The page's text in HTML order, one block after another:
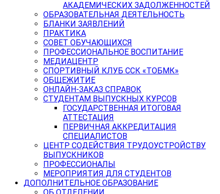
АКАДЕМИЧЕСКИХ ЗАДОЛЖЕННОСТЕЙ
ОБРАЗОВАТЕЛЬНАЯ ДЕЯТЕЛЬНОСТЬ
БЛАНКИ ЗАЯВЛЕНИЙ
ПРАКТИКА
СОВЕТ ОБУЧАЮЩИХСЯ
ПРОФЕССИОНАЛЬНОЕ ВОСПИТАНИЕ
МЕДИАЦЕНТР
СПОРТИВНЫЙ КЛУБ ССК «ТОБМК»
ОБЩЕЖИТИЕ
ОНЛАЙН-ЗАКАЗ СПРАВОК
СТУДЕНТАМ ВЫПУСКНЫХ КУРСОВ
ГОСУДАРСТВЕННАЯ ИТОГОВАЯ
АТТЕСТАЦИЯ
ПЕРВИЧНАЯ АККРЕДИТАЦИЯ
СПЕЦИАЛИСТОВ
ЦЕНТР СОДЕЙСТВИЯ ТРУДОУСТРОЙСТВУ
ВЫПУСКНИКОВ
ПРОФЕССИОНАЛЫ
МЕРОПРИЯТИЯ ДЛЯ СТУДЕНТОВ
ДОПОЛНИТЕЛЬНОЕ ОБРАЗОВАНИЕ